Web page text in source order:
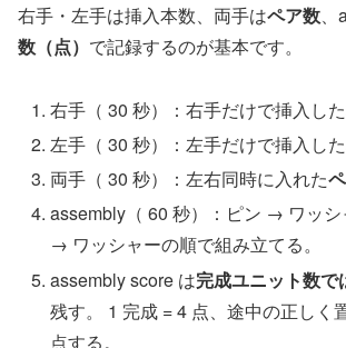
右手・左手は挿入本数、両手はペア数、
数（点） で記録するのが基本です。
右手（ 30 秒）：右手だけで挿入した
左手（ 30 秒）：左手だけで挿入した
両手（ 30 秒）：左右同時に入れた
assembly（ 60 秒）：ピン → ワッ
→ ワッシャーの順で組み立てる。
assembly score は完成ユニット数で
残す。 1 完成 = 4 点、途中の正しく
点する。